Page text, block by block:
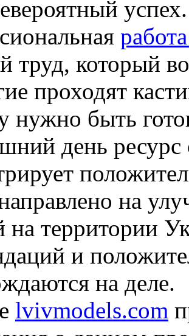
успех.
труд, который
проходят
нужно быть
день ресурс
на
на территории
и
на деле.
lvivmodels.com